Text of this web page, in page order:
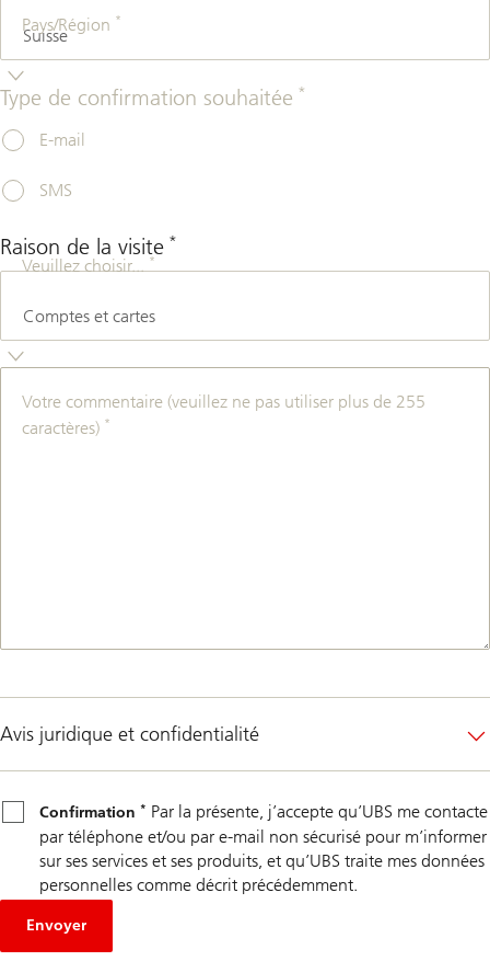
Pays/Région *
Type de confirmation souhaitée *
E-mail
SMS
Raison de la visite *
Veuillez choisir... *
Votre commentaire (veuillez ne pas utiliser plus de 255
caractères) *
Avis juridique et confidentialité
Confirmation
Confirmation *
par téléphone et/ou par e-mail non sécurisé pour m’informer
sur ses services et ses produits, et qu’UBS traite mes données
personnelles comme décrit précédemment.
Envoyer